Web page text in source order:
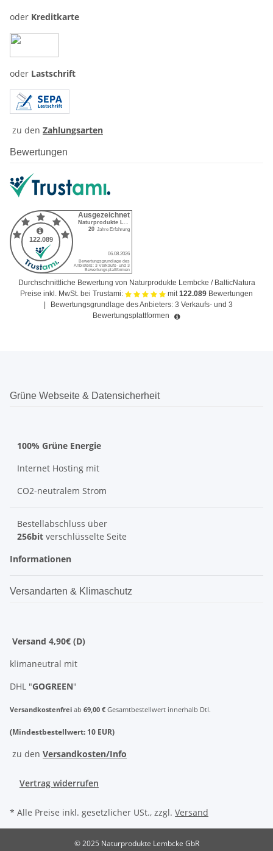
oder Kreditkarte
oder Lastschrift
zu den Zahlungsarten
Bewertungen
Durchschnittliche Bewertung von Naturprodukte Lembcke / BalticNatura
Preise inkl. MwSt. bei Trustami:
mit122.089 Bewertungen
Bewertungsgrundlage des Anbieters: 3 Verkaufs- und 3
Bewertungsplattformen
Grüne Webseite & Datensicherheit
100% Grüne Energie
Internet Hosting mit
CO2-neutralem Strom
Bestellabschluss über
256bit verschlüsselte Seite
Informationen
Versandarten & Klimaschutz
Versand 4,90€ (D)
klimaneutral mit
DHL "GOGREEN"
Versandkostenfrei ab 69,00 € Gesamtbestellwert innerhalb Dtl.
(Mindestbestellwert: 10 EUR)
zu den Versandkosten/Info
Vertrag widerrufen
* Alle Preise inkl. gesetzlicher USt., zzgl. Versand
© 2025 Naturprodukte Lembcke GbR